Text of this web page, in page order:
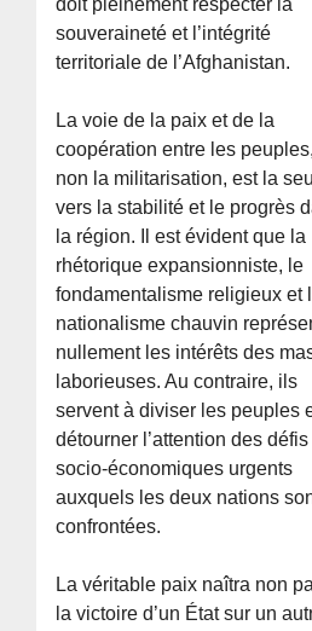
doit pleinement respecter la
souveraineté et l’intégrité
territoriale de l’Afghanistan.
La voie de la paix et de la
coopération entre les
non la militarisation, est la
vers la stabilité et le progrès
la région. Il est évident que la
rhétorique expansionniste, le
fondamentalisme religieux et
nationalisme chauvin
nullement les intérêts des
laborieuses. Au contraire, ils
servent à diviser les peuples
détourner l’attention des défis
socio-économiques urgents
auxquels les deux nations
confrontées.
La véritable paix naîtra non
la victoire d’un État sur un